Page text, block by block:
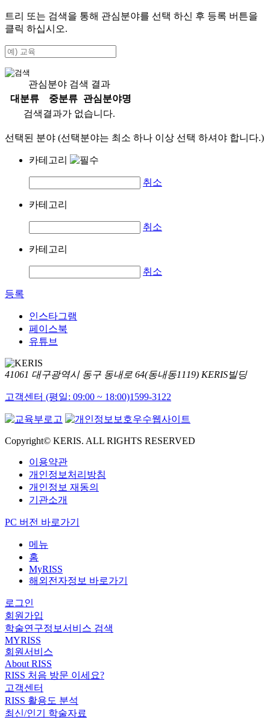
트리 또는 검색을 통해 관심분야를 선택 하신 후 등록 버튼을
클릭 하십시오.
관심분야 검색 결과
대분류
중분류
관심분야명
검색결과가 없습니다.
선택된 분야 (선택분야는 최소 하나 이상 선택 하셔야 합니다.)
카테고리
취소
카테고리
취소
카테고리
취소
등록
인스타그램
페이스북
유튜브
41061 대구광역시 동구 동내로 64(동내동1119) KERIS빌딩
고객센터 (평일: 09:00 ~ 18:00)1599-3122
Copyright© KERIS. ALL RIGHTS RESERVED
이용약관
개인정보처리방침
개인정보 재동의
기관소개
PC 버전 바로가기
메뉴
홈
MyRISS
해외전자정보 바로가기
로그인
회원가입
학술연구정보서비스 검색
MYRISS
회원서비스
About RISS
RISS 처음 방문 이세요?
고객센터
RISS 활용도 분석
최신/인기 학술자료